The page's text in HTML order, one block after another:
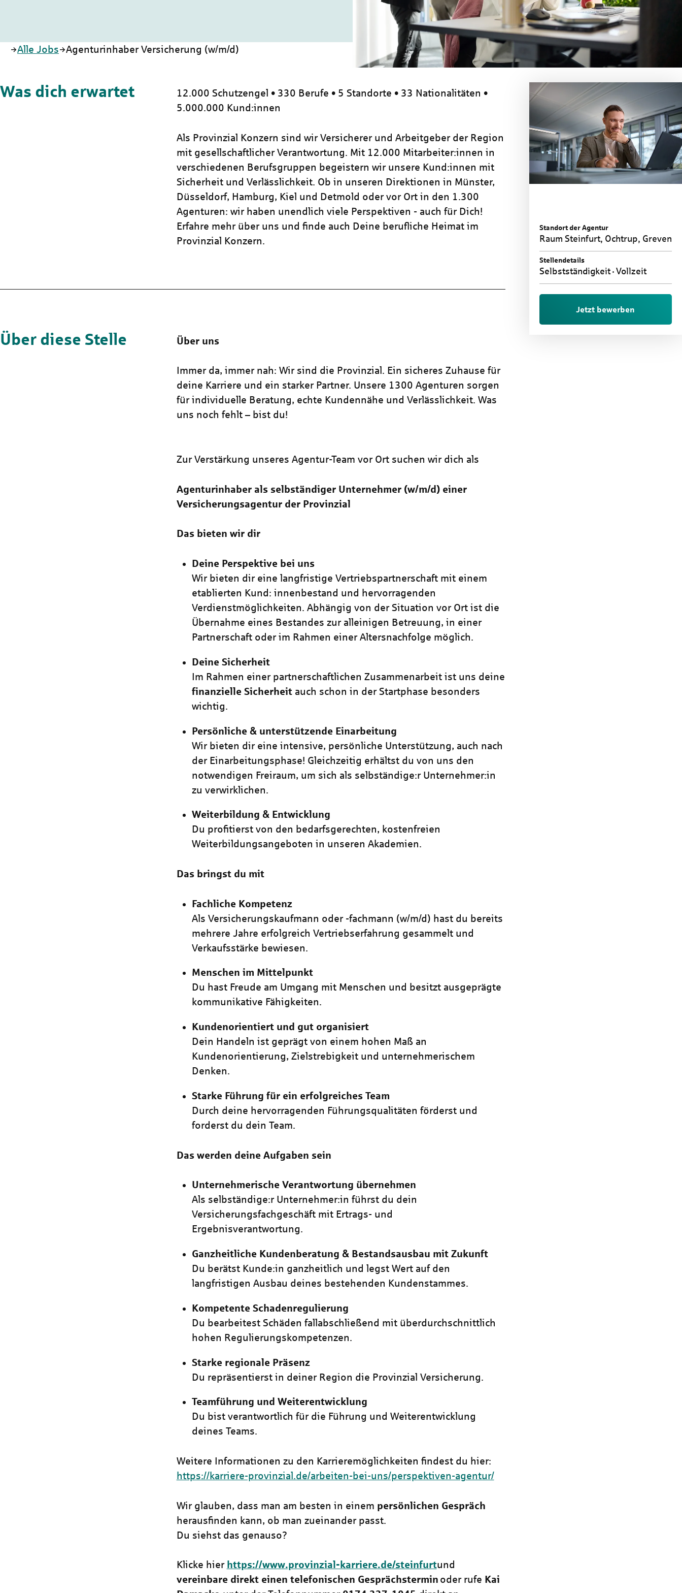
Startseite
Alle Jobs Agenturinhaber Versicherung (w/m/d)
Standort der Agentur
Raum Steinfurt, Ochtrup, Greven
Stellendetails
Selbstständigkeit Vollzeit
Jetzt bewerben
Was dich erwartet
12.000 Schutzengel • 330 Berufe • 5 Standorte • 33 Nationalitäten •
5.000.000 Kund:innen
Als Provinzial Konzern sind wir Versicherer und Arbeitgeber der Region
mit gesellschaftlicher Verantwortung. Mit 12.000 Mitarbeiter:innen in
verschiedenen Berufsgruppen begeistern wir unsere Kund:innen mit
Sicherheit und Verlässlichkeit. Ob in unseren Direktionen in Münster,
Düsseldorf, Hamburg, Kiel und Detmold oder vor Ort in den 1.300
Agenturen: wir haben unendlich viele Perspektiven - auch für Dich!
Erfahre mehr über uns und finde auch Deine berufliche Heimat im
Provinzial Konzern.
Über diese Stelle Über uns
Immer da, immer nah: Wir sind die Provinzial. Ein sicheres Zuhause für
deine Karriere und ein starker Partner. Unsere 1300 Agenturen sorgen
für individuelle Beratung, echte Kundennähe und Verlässlichkeit. Was
uns noch fehlt – bist du!
Zur Verstärkung unseres Agentur-Team vor Ort suchen wir dich als
Agenturinhaber als selbständiger Unternehmer (w/m/d) einer
Versicherungsagentur der Provinzial
Das bieten wir dir
Deine Perspektive bei uns
Wir bieten dir eine langfristige Vertriebspartnerschaft mit einem
etablierten Kund: innenbestand und hervorragenden
Verdienstmöglichkeiten. Abhängig von der Situation vor Ort ist die
Übernahme eines Bestandes zur alleinigen Betreuung, in einer
Partnerschaft oder im Rahmen einer Altersnachfolge möglich.
Deine Sicherheit
Im Rahmen einer partnerschaftlichen Zusammenarbeit ist uns deine
finanzielle Sicherheit auch schon in der Startphase besonders
wichtig.
Persönliche & unterstützende Einarbeitung
Wir bieten dir eine intensive, persönliche Unterstützung, auch nach
der Einarbeitungsphase! Gleichzeitig erhältst du von uns den
notwendigen Freiraum, um sich als selbständige:r Unternehmer:in
zu verwirklichen.
Weiterbildung & Entwicklung
Du profitierst von den bedarfsgerechten, kostenfreien
Weiterbildungsangeboten in unseren Akademien.
Das bringst du mit
Fachliche Kompetenz
Als Versicherungskaufmann oder -fachmann (w/m/d) hast du bereits
mehrere Jahre erfolgreich Vertriebserfahrung gesammelt und
Verkaufsstärke bewiesen.
Menschen im Mittelpunkt
Du hast Freude am Umgang mit Menschen und besitzt ausgeprägte
kommunikative Fähigkeiten.
Kundenorientiert und gut organisiert
Dein Handeln ist geprägt von einem hohen Maß an
Kundenorientierung, Zielstrebigkeit und unternehmerischem
Denken.
Starke Führung für ein erfolgreiches Team
Durch deine hervorragenden Führungsqualitäten förderst und
forderst du dein Team.
Das werden deine Aufgaben sein
Unternehmerische Verantwortung übernehmen
Als selbständige:r Unternehmer:in führst du dein
Versicherungsfachgeschäft mit Ertrags- und
Ergebnisverantwortung.
Ganzheitliche Kundenberatung & Bestandsausbau mit Zukunft
Du berätst Kunde:in ganzheitlich und legst Wert auf den
langfristigen Ausbau deines bestehenden Kundenstammes.
Kompetente Schadenregulierung
Du bearbeitest Schäden fallabschließend mit überdurchschnittlich
hohen Regulierungskompetenzen.
Starke regionale Präsenz
Du repräsentierst in deiner Region die Provinzial Versicherung.
Teamführung und Weiterentwicklung
Du bist verantwortlich für die Führung und Weiterentwicklung
deines Teams.
Weitere Informationen zu den Karrieremöglichkeiten findest du hier:
https://karriere-provinzial.de/arbeiten-bei-uns/perspektiven-agentur/
Wir glauben, dass man am besten in einem persönlichen Gespräch
herausfinden kann, ob man zueinander passt.
Du siehst das genauso?
Klicke hier https://www.provinzial-karriere.de/steinfurtund
vereinbare direkt einen telefonischen Gesprächstermin oder rufe Kai